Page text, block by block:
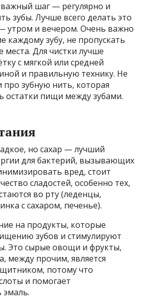
шаг — регулярно и
зубы. Лучше всего делать это
утром и вечером. Очень важно
каждому зубу, не пропускать
места. Для чистки лучше
с мягкой или средней
и правильную технику. Не
про зубную нить, которая
остатки пищи между зубами.
но сахар — лучший
для бактерий, вызывающих
вред, стоит
сладостей, особенно тех,
во рту (леденцы,
с сахаром, печенье).
на продукты, которые
зубов и стимулируют
Это сырые овощи и фрукты,
между прочим, является
потому что
и помогает
эмаль.